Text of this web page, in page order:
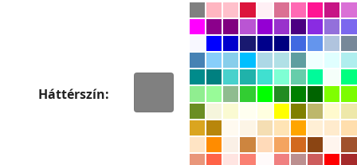
Háttérszín